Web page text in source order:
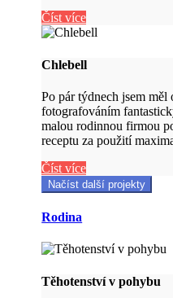
Číst více
Chlebell
Po pár týdnech jsem měl
fotografováním
malou rodinnou firmou
receptu za použití
Číst více
Načíst další projekty
Rodina
Těhotenství v pohybu